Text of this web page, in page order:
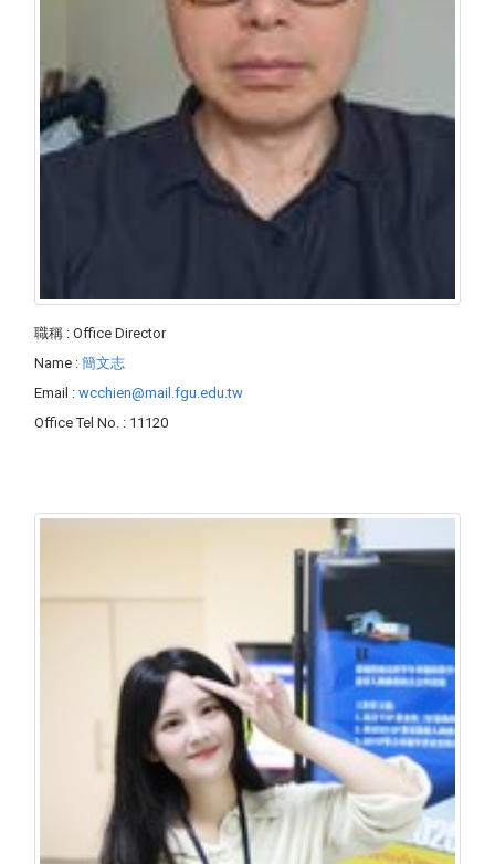
職稱 : Office Director
Name : 簡文志
Email : wcchien@mail.fgu.edu.tw
Office Tel No. : 11120